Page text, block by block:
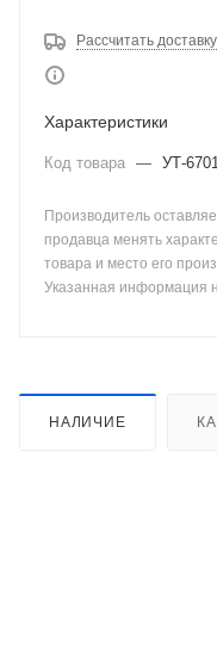
Рассчитать доставку
Характеристики
Код товара — УТ-
Производитель
продавца менять
товара и место его
Указанная информация
НАЛИЧИЕ